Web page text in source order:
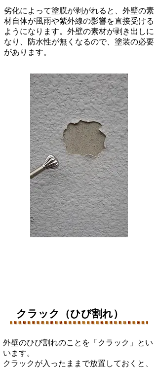
クラック（ひび割れ）
外壁のひび割れのことを「クラック」とい
います。
クラックが入ったままで放置しておくと、
劣化によって塗膜が剥がれると、外壁の素
材自体が風雨や紫外線の影響を直接受ける
ようになります。外壁の素材が剥き出しに
なり、防水性が無くなるので、塗装の必要
があります。